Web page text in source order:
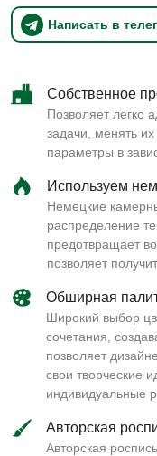
Написать в
Собственное
Позволяет легко
задачи, менять
параметры в
Используем
Немецкие
распределение
предотвращает
позволяет
Обширная
Широкий выбор
сочетания,
позволяет
свои творческие
индивидуальные
Авторская
Авторская